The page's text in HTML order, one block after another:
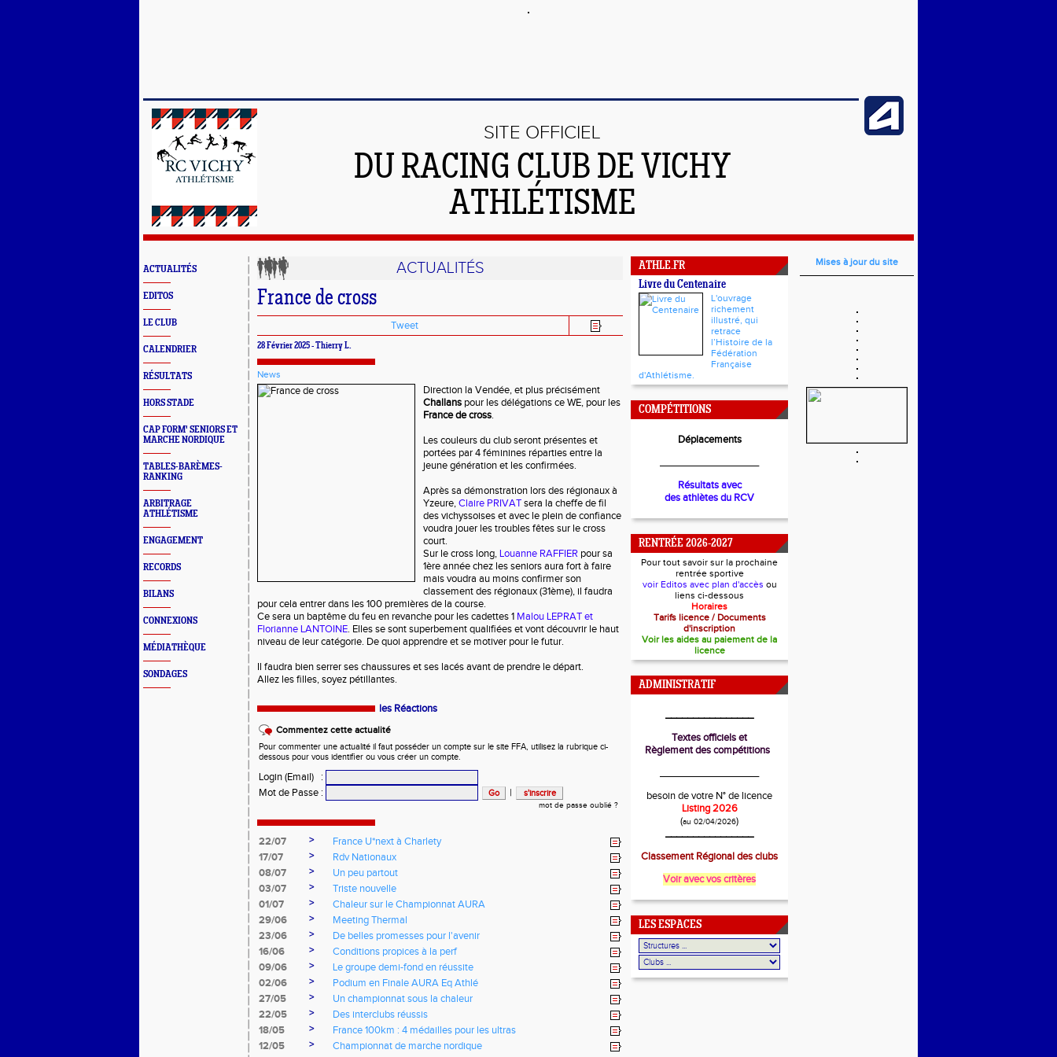
SITE OFFICIEL
DU RACING CLUB DE VICHY
ATHLÉTISME
ACTUALITÉS
EDITOS
LE CLUB
CALENDRIER
RÉSULTATS
HORS STADE
CAP FORM' SENIORS ET
MARCHE NORDIQUE
TABLES-BARÈMES-
RANKING
ARBITRAGE
ATHLÉTISME
ENGAGEMENT
RECORDS
BILANS
CONNEXIONS
MÉDIATHÈQUE
SONDAGES
ACTUALITÉS
France de cross
Tweet
28 Février 2025 - Thierry L.
News
Direction la Vendée, et plus précisément
Challans pour les délégations ce WE, pour les
France de cross.
Les couleurs du club seront présentes et
portées par 4 féminines réparties entre la
jeune génération et les confirmées.
Après sa démonstration lors des régionaux à
Yzeure,Claire PRIVATsera la cheffe de fil
des vichyssoises et avec le plein de confiance
voudra jouer les troubles fêtes sur le cross
court.
Sur le cross long,Louanne RAFFIER pour sa
1ère année chez les seniors aura fort à faire
mais voudra au moins confirmer son
classement des régionaux (31ème), il faudra
pour cela entrer dans les 100 premières de la course.
Ce sera un baptême du feu en revanche pour les cadettes 1 Malou LEPRAT et
Florianne LANTOINE. Elles se sont superbement qualifiées et vont découvrir le haut
niveau de leur catégorie. De quoi apprendre et se motiver pour le futur.
Il faudra bien serrer ses chaussures et ses lacés avant de prendre le départ.
Allez les filles, soyez pétillantes.
les Réactions
Commentez cette actualité
Pour commenter une actualité il faut posséder un compte sur le site FFA, utilisez la rubrique ci-
dessous pour vous identifier ou vous créer un compte.
Login (Email)
:
Mot de Passe : |
mot de passe oublié ?
22/07 >
France U*next à Charlety
17/07
>
Rdv Nationaux
08/07
>
Un peu partout
03/07
>
Triste nouvelle
01/07
>
Chaleur sur le Championnat AURA
29/06
>
Meeting Thermal
23/06
>
De belles promesses pour l'avenir
16/06
>
Conditions propices à la perf
09/06
>
Le groupe demi-fond en réussite
02/06
>
Podium en Finale AURA Eq Athlé
27/05
>
Un championnat sous la chaleur
22/05
>
Des interclubs réussis
18/05
>
France 100km : 4 médailles pour les ultras
12/05
>
Championnat de marche nordique
ATHLE.FR
Livre du Centenaire
L'ouvrage
richement
illustré, qui
retrace
l’Histoire de la
Fédération
Française
d'Athlétisme.
COMPÉTITIONS
Déplacements
Résultats avec
des athlètes du RCV
RENTRÉE 2026-2027
Pour tout savoir sur la prochaine
rentrée sportive
voir Editos avec plan d'accès ou
liens ci-dessous
Horaires
Tarifs licence / Documents
d'inscription
Voir les aides au paiement de la
licence
ADMINISTRATIF
________________
Textes officiels et
Règlement des compétitions
besoin de votre N° de licence
Listing 2026
(au 02/04/2026)
________________
Classement Régional des clubs
Voir avec vos critères
LES ESPACES
Mises à jour du site